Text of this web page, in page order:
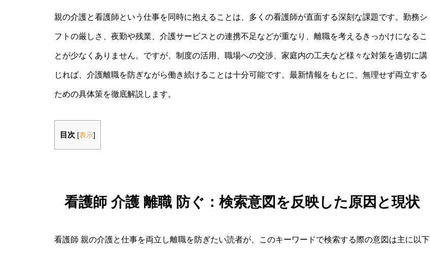
親の介護と看護師という仕事を同時に抱えることは、多くの看護師が直面する深刻な課題です。勤務シ
フトの厳しさ、夜勤や残業、介護サービスとの連携不足などが重なり、離職を考えるきっかけになるこ
とが少なくありません。ですが、制度の活用、職場への交渉、家庭内の工夫など様々な対策を適切に講
じれば、介護離職を防ぎながら働き続けることは十分可能です。最新情報をもとに、無理せず両立する
ための具体策を徹底解説します。
目次 [表示]
看護師 介護 離職 防ぐ：検索意図を反映した原因と現状
看護師 親の介護と仕事を両立し離職を防ぎたい読者が、このキーワードで検索する際の意図は主に以下